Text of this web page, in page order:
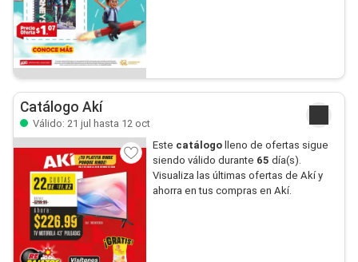
Catálogo Akí
Válido: 21 jul hasta 12 oct
Este catálogo lleno de ofertas sigue
siendo válido durante 65 día(s).
Visualiza las últimas ofertas de Akí y
ahorra en tus compras en Akí.